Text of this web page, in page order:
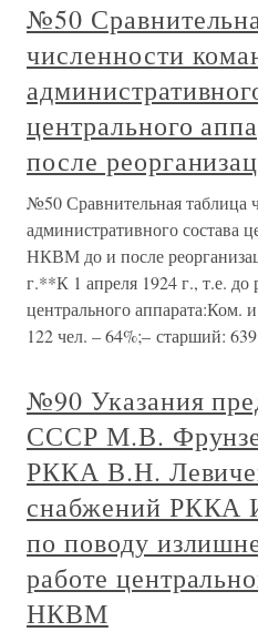
№50
численности
центрального
после
№50 Сравнительная таблица
административного состава
НКВМ до и после
г.**К 1 апреля 1924 г., т.е. до
центрального аппарата:Ком.
122 чел. – 64%;– старший:
№90 Указания
СССР М.В.
РККА В.Н.
снабжений РККА
по поводу
работе
НКВМ